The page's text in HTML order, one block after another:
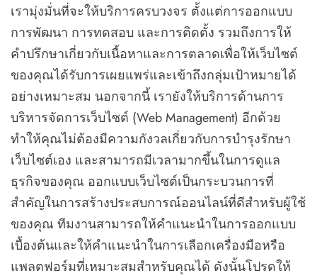
เรามุ่งมั่นที่จะให้บริการครบวงจร ตั้งแต่การออกแบบ
การพัฒนา การทดสอบ และการติดตั้ง รวมถึงการให้
คำปรึกษาเกี่ยวกับเนื้อหาและการตลาดเพื่อให้เว็บไซต์
ของคุณได้รับการเผยแพร่และเข้าถึงกลุ่มเป้าหมายได้
อย่างเหมาะสม นอกจากนี้ เรายังให้บริการด้านการ
บริหารจัดการเว็บไซต์ (Web Management) อีกด้วย
ทำให้คุณไม่ต้องมีความกังวลเกี่ยวกับการบำรุงรักษา
เว็บไซต์เอง และสามารถมีเวลามากขึ้นในการดูแล
ธุรกิจของคุณ ออกแบบเว็บไซต์เป็นกระบวนการที่
สำคัญในการสร้างประสบการณ์ออนไลน์ที่ดีสำหรับผู้ใช้
ของคุณ ทีมงานสามารถให้คำแนะนำในการออกแบบ
เบื้องต้นและให้คำแนะนำในการเลือกเครื่องมือหรือ
แพลตฟอร์มที่เหมาะสมสำหรับคุณได้ ดังนั้นโปรดให้